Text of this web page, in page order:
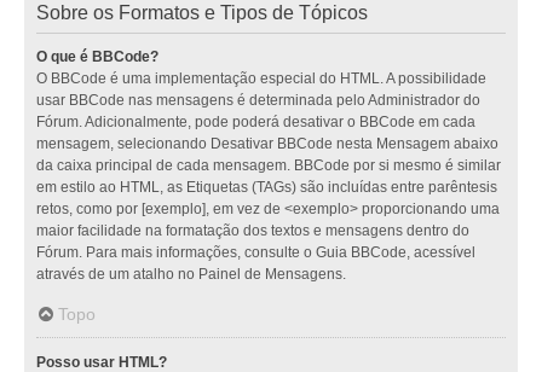
Sobre os Formatos e Tipos de Tópicos
O que é BBCode?
O BBCode é uma implementação especial do HTML. A possibilidade
usar BBCode nas mensagens é determinada pelo Administrador do
Fórum. Adicionalmente, pode poderá desativar o BBCode em cada
mensagem, selecionando Desativar BBCode nesta Mensagem abaixo
da caixa principal de cada mensagem. BBCode por si mesmo é similar
em estilo ao HTML, as Etiquetas (TAGs) são incluídas entre parêntesis
retos, como por [exemplo], em vez de <exemplo> proporcionando uma
maior facilidade na formatação dos textos e mensagens dentro do
Fórum. Para mais informações, consulte o Guia BBCode, acessível
através de um atalho no Painel de Mensagens.
Topo
Posso usar HTML?